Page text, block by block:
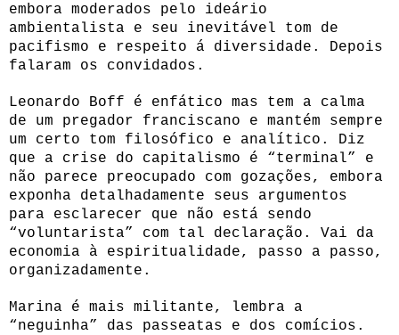
embora moderados pelo ideário
ambientalista e seu inevitável tom de
pacifismo e respeito á diversidade. Depois
falaram os convidados.
Leonardo Boff é enfático mas tem a calma
de um pregador franciscano e mantém sempre
um certo tom filosófico e analítico. Diz
que a crise do capitalismo é “terminal” e
não parece preocupado com gozações, embora
exponha detalhadamente seus argumentos
para esclarecer que não está sendo
“voluntarista” com tal declaração. Vai da
economia à espiritualidade, passo a passo,
organizadamente.
Marina é mais militante, lembra a
“neguinha” das passeatas e dos comícios.